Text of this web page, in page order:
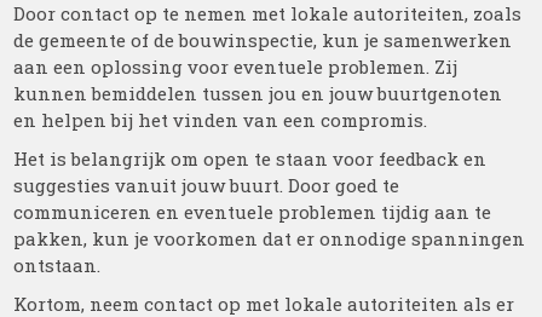
Door contact op te nemen met lokale autoriteiten, zoals
de gemeente of de bouwinspectie, kun je samenwerken
aan een oplossing voor eventuele problemen. Zij
kunnen bemiddelen tussen jou en jouw buurtgenoten
en helpen bij het vinden van een compromis.
Het is belangrijk om open te staan voor feedback en
suggesties vanuit jouw buurt. Door goed te
communiceren en eventuele problemen tijdig aan te
pakken, kun je voorkomen dat er onnodige spanningen
ontstaan.
Kortom, neem contact op met lokale autoriteiten als er